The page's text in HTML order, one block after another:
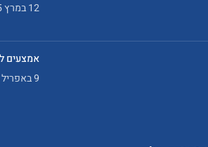
12 במרץ 2025
אמצעים
9 באפריל 2024